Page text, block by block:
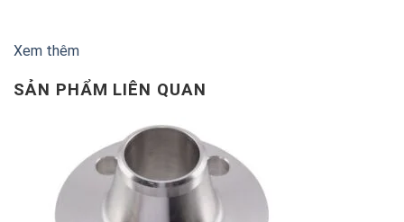
Xem thêm
SẢN PHẨM LIÊN QUAN